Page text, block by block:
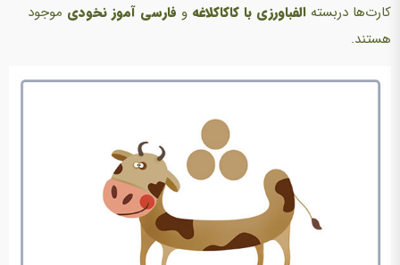
کارت‌ها دربسته الفبا‌ورزی با کاکا‌کلاغه و فارسی آموز نخودی موجود
هستند.